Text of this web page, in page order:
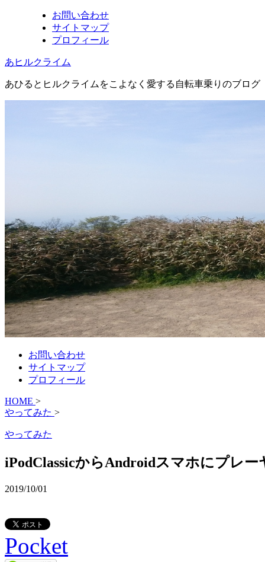
お問い合わせ
サイトマップ
プロフィール
あヒルクライム
あひるとヒルクライムをこよなく愛する自転車乗りのブログ
お問い合わせ
サイトマップ
プロフィール
HOME >
やってみた >
やってみた
iPodClassicからAndroidスマホにプレー
2019/10/01
Pocket